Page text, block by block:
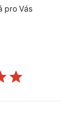
pro Vás